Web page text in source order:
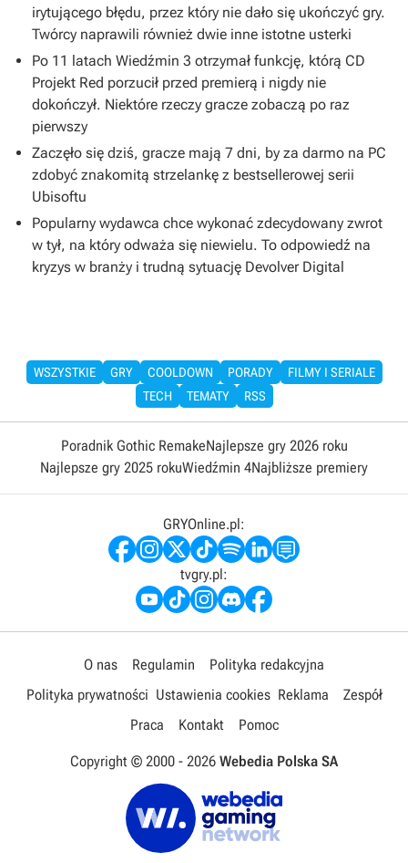
irytującego błędu, przez który nie dało się ukończyć gry.
Twórcy naprawili również dwie inne istotne usterki
Po 11 latach Wiedźmin 3 otrzymał funkcję, którą CD
Projekt Red porzucił przed premierą i nigdy nie
dokończył. Niektóre rzeczy gracze zobaczą po raz
pierwszy
Zaczęło się dziś, gracze mają 7 dni, by za darmo na PC
zdobyć znakomitą strzelankę z bestsellerowej serii
Ubisoftu
Popularny wydawca chce wykonać zdecydowany zwrot
w tył, na który odważa się niewielu. To odpowiedź na
kryzys w branży i trudną sytuację Devolver Digital
WSZYSTKIE GRY COOLDOWN PORADY
FILMY I SERIALE
TECH
TEMATY RSS
Poradnik Gothic RemakeNajlepsze gry 2026 roku
Najlepsze gry 2025 rokuWiedźmin 4Najbliższe premiery
GRYOnline.pl:
tvgry.pl:
O nas Regulamin
Polityka redakcyjna
Polityka prywatności Ustawienia cookies Reklama
Zespół
Praca
Kontakt Pomoc
Copyright © 2000 - 2026 Webedia Polska SA